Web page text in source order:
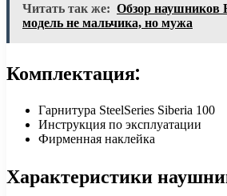
Читать так же: Обзор наушников
модель не мальчика, но мужа
Комплектация:
Гарнитура SteelSeries Siberia 100
Инструкция по эксплуатации
Фирменная наклейка
Характеристики